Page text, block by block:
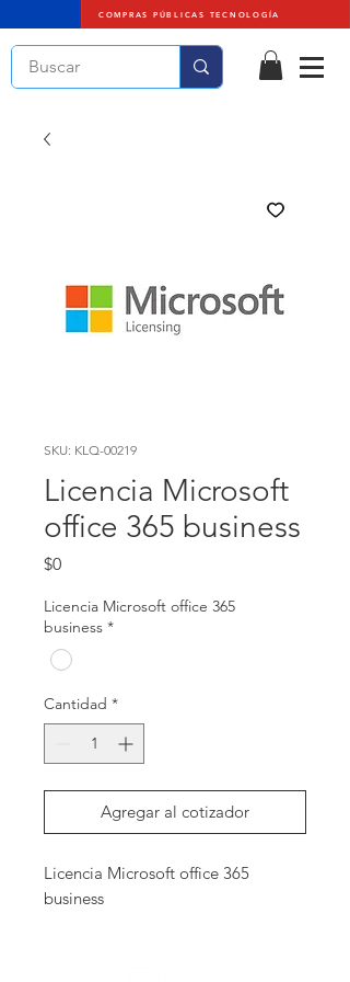
COMPRAS PÚBLICAS TECNOLOGÍA
SKU: KLQ-00219
Licencia Microsoft
office 365 business
$0Precio
Licencia Microsoft office 365
business *
Cantidad *
Agregar al cotizador
Licencia Microsoft office 365
business